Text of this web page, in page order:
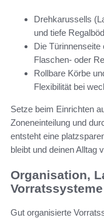
Drehkarussells
und tiefe
Die Türinnenseite
Flaschen- oder
Rollbare Körbe
Flexibilität bei
Setze beim Einrichten
Zoneneinteilung und
entsteht eine
bleibt und deinen Alltag
Organisation,
Vorratssysteme
Gut organisierte